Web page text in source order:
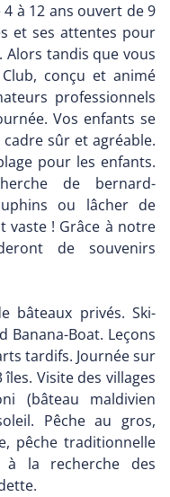
à 12 ans ouvert de 9
et ses attentes pour
Alors tandis que vous
conçu et animé
professionnels
Vos enfants se
sûr et agréable.
pour les enfants.
de bernard-
ou lâcher de
vaste ! Grâce à notre
de souvenirs
bâteaux privés. Ski-
Banana-Boat. Leçons
tardifs. Journée sur
Visite des villages
(bâteau maldivien
Pêche au gros,
pêche traditionnelle
la recherche des